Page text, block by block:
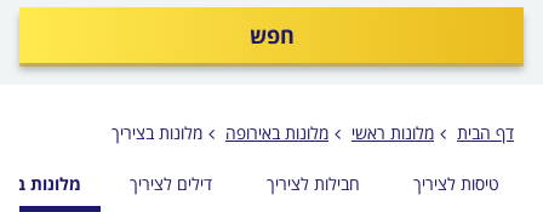
חפש
דף הבית מלונות ראשי מלונות באירופה מלונות בציריך
טיסות לציריך חבילות לציריך דילים לציריך מלונות